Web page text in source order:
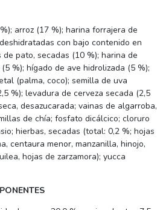
arroz (17 %); harina forrajera de
con bajo contenido en
pato, secadas (10 %); harina de
%); hígado de ave hidrolizada (5 %);
(palma, coco); semilla de uva
%); levadura de cerveza secada (2,5
desazucarada; vainas de algarroba,
de chía; fosfato dicálcico; cloruro
hierbas, secadas (total: 0,2 %; hojas
centaura menor, manzanilla, hinojo,
hojas de zarzamora); yucca